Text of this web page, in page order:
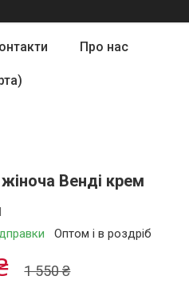
Про нас
Венді крем
Оптом і в роздріб
1 550 ₴